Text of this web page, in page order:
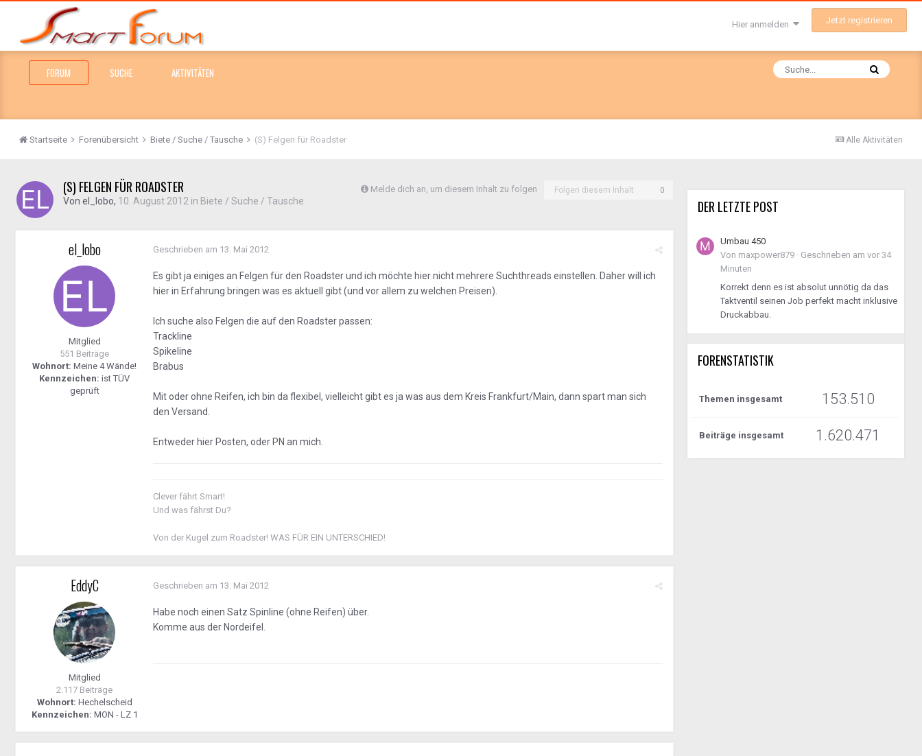
Hier anmelden Jetzt registrieren
FORUM SUCHE AKTIVITÄTEN
Alle Aktivitäten
Startseite Forenübersicht Biete / Suche / Tausche (S) Felgen für Roadster
Melde dich an, um diesem Inhalt zu folgen Folgen diesem Inhalt 0
(S) FELGEN FÜR ROADSTER
Von el_lobo, 10. August 2012 in Biete / Suche / Tausche
el_lobo
Mitglied
551 Beiträge
Wohnort: Meine 4 Wände!
Kennzeichen: ist TÜV
geprüft
Geschrieben am 13. Mai 2012
Es gibt ja einiges an Felgen für den Roadster und ich möchte hier nicht mehrere Suchthreads einstellen. Daher will ich
hier in Erfahrung bringen was es aktuell gibt (und vor allem zu welchen Preisen).
Ich suche also Felgen die auf den Roadster passen:
Trackline
Spikeline
Brabus
Mit oder ohne Reifen, ich bin da flexibel, vielleicht gibt es ja was aus dem Kreis Frankfurt/Main, dann spart man sich
den Versand.
Entweder hier Posten, oder PN an mich.
Clever fährt Smart!
Und was fährst Du?
Von der Kugel zum Roadster! WAS FÜR EIN UNTERSCHIED!
EddyC
Mitglied
2.117 Beiträge
Wohnort: Hechelscheid
Kennzeichen: MON - LZ 1
Geschrieben am 13. Mai 2012
Habe noch einen Satz Spinline (ohne Reifen) über.
Komme aus der Nordeifel.
DER LETZTE POST
Umbau 450
Von maxpower879 · Geschrieben am vor 34
Minuten
Korrekt denn es ist absolut unnötig da das
Taktventil seinen Job perfekt macht inklusive
Druckabbau.
FORENSTATISTIK
Themen insgesamt 153.510
Beiträge insgesamt 1.620.471